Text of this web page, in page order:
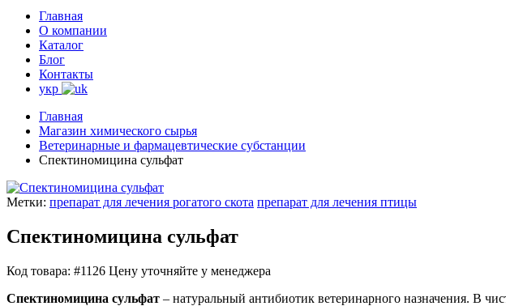
Главная
О компании
Каталог
Блог
Контакты
укр
Главная
Магазин химического сырья
Ветеринарные и фармацевтические субстанции
Спектиномицина сульфат
Метки: препарат для лечения рогатого скота препарат для лечения птицы
Спектиномицина сульфат
Код товара: #1126 Цену уточняйте у менеджера
Спектиномицина сульфат – натуральный антибиотик ветеринарного назначения. В